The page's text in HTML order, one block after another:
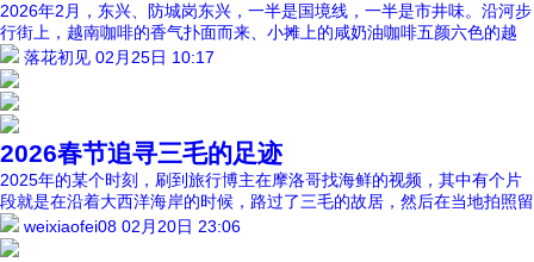
2026年2月，东兴、防城岗东兴，一半是国境线，一半是市井味。沿河步
行街上，越南咖啡的香气扑面而来、小摊上的咸奶油咖啡五颜六色的越
落花初见 02月25日 10:17
2026春节追寻三毛的足迹
2025年的某个时刻，刷到旅行博主在摩洛哥找海鲜的视频，其中有个片
段就是在沿着大西洋海岸的时候，路过了三毛的故居，然后在当地拍照留
weixiaofei08 02月20日 23:06